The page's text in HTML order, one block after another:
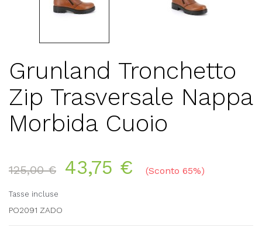
Grunland Tronchetto
Zip Trasversale Nappa
Morbida Cuoio
125,00 € 43,75 € Sconto 65%
Tasse incluse
PO2091 ZADO